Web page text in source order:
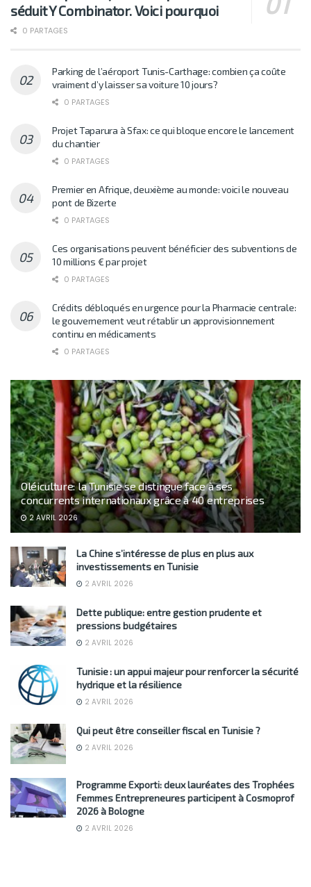
séduit Y Combinator. Voici pourquoi
0 PARTAGES
Parking de l’aéroport Tunis-Carthage: combien ça coûte
vraiment d’y laisser sa voiture 10 jours?
0 PARTAGES
Projet Taparura à Sfax: ce qui bloque encore le lancement
du chantier
0 PARTAGES
Premier en Afrique, deuxième au monde: voici le nouveau
pont de Bizerte
0 PARTAGES
Ces organisations peuvent bénéficier des subventions de
10 millions € par projet
0 PARTAGES
Crédits débloqués en urgence pour la Pharmacie centrale:
le gouvernement veut rétablir un approvisionnement
continu en médicaments
0 PARTAGES
Oléiculture: la Tunisie se distingue face à ses
concurrents internationaux grâce à 40 entreprises
2 AVRIL 2026
La Chine s’intéresse de plus en plus aux
investissements en Tunisie
2 AVRIL 2026
Dette publique: entre gestion prudente et
pressions budgétaires
2 AVRIL 2026
Tunisie : un appui majeur pour renforcer la sécurité
hydrique et la résilience
2 AVRIL 2026
Qui peut être conseiller fiscal en Tunisie ?
2 AVRIL 2026
Programme Exporti: deux lauréates des Trophées
Femmes Entrepreneures participent à Cosmoprof
2026 à Bologne
2 AVRIL 2026